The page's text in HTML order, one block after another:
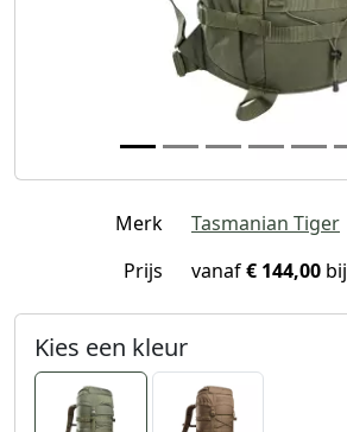
Merk
Tasmanian Tiger
Prijs
vanaf€ 144,00 bij
Kies een kleur